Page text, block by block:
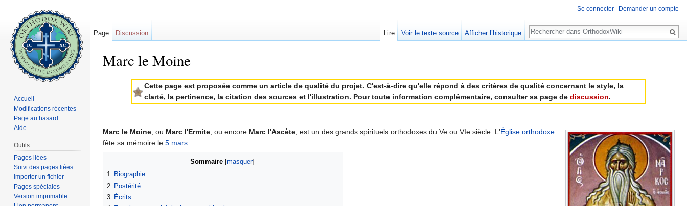
Marc le Moine
Cette page est proposée comme un article de qualité du projet. C'est-à-dire qu'elle répond à des critères de qualité concernant le style, la
clarté, la pertinence, la citation des sources et l'illustration. Pour toute information complémentaire, consulter sa page de discussion.
Marc le Moine, ou Marc l'Ermite, ou encore Marc l'Ascète, est un des grands spirituels orthodoxes du Ve ou VIe siècle. L'Église orthodoxe
fête sa mémoire le 5 mars.
Sommaire[ masquer]
1 Biographie
2 Postérité
3 Écrits
Se connecter Demander un compte
Page Discussion Lire Voir le texte source Afficher l’historique
Rechercher
Accueil
Modifications récentes
Page au hasard
Aide
Outils
Pages liées
Suivi des pages liées
Importer un fichier
Pages spéciales
Version imprimable